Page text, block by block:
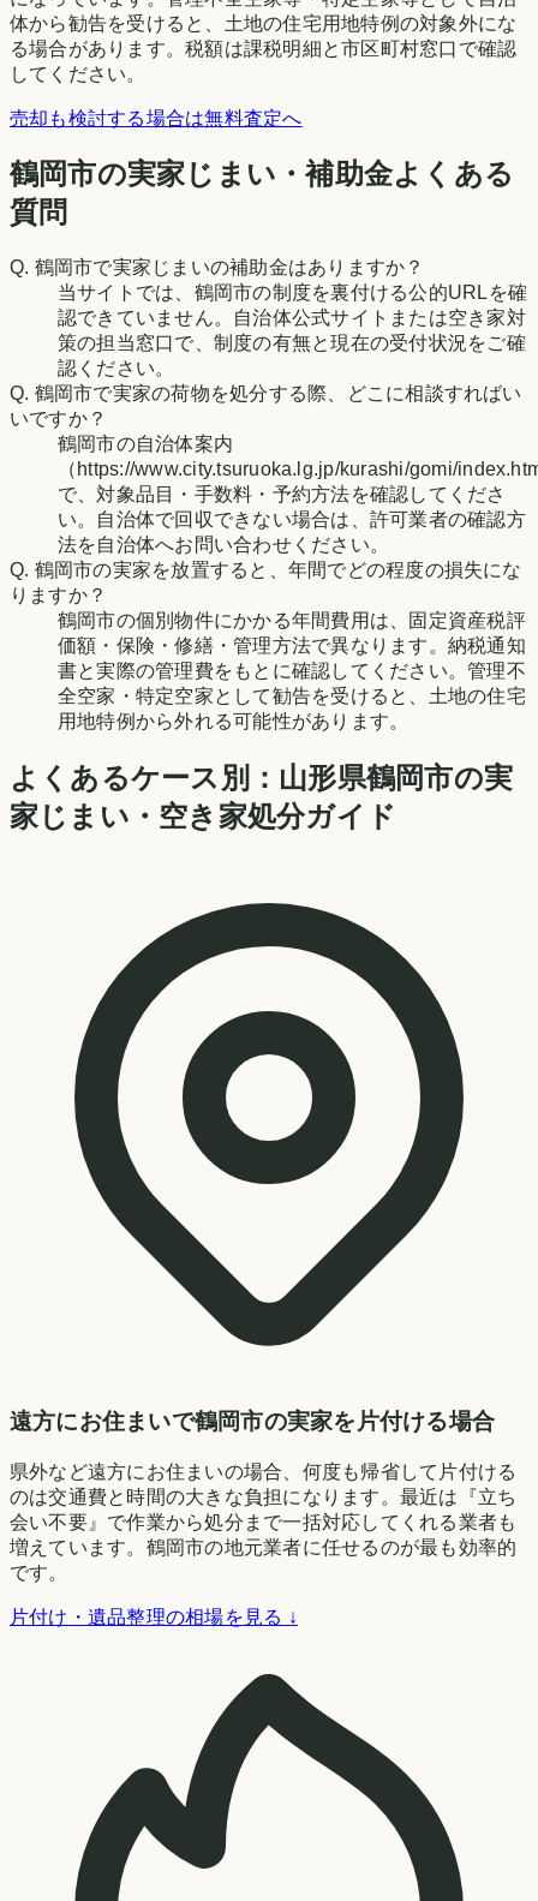
体から勧告を受けると、土地の住宅用地特例の対象外にな
る場合があります。税額は課税明細と市区町村窓口で確認
してください。
売却も検討する場合は無料査定へ
鶴岡市の実家じまい・補助金よくある
質問
Q. 鶴岡市で実家じまいの補助金はありますか？
当サイトでは、鶴岡市の制度を裏付ける公的URLを確
認できていません。自治体公式サイトまたは空き家対
策の担当窓口で、制度の有無と現在の受付状況をご確
認ください。
Q. 鶴岡市で実家の荷物を処分する際、どこに相談すればい
いですか？
鶴岡市の自治体案内
（https://www.city.tsuruoka.lg.jp/kurashi/gomi/
で、対象品目・手数料・予約方法を確認してくださ
い。自治体で回収できない場合は、許可業者の確認方
法を自治体へお問い合わせください。
Q. 鶴岡市の実家を放置すると、年間でどの程度の損失にな
りますか？
鶴岡市の個別物件にかかる年間費用は、固定資産税評
価額・保険・修繕・管理方法で異なります。納税通知
書と実際の管理費をもとに確認してください。管理不
全空家・特定空家として勧告を受けると、土地の住宅
用地特例から外れる可能性があります。
よくあるケース別： 山形県鶴岡市の実
家じまい・空き家処分ガイド
遠方にお住まいで鶴岡市の実家を片付ける場合
県外など遠方にお住まいの場合、何度も帰省して片付ける
のは交通費と時間の大きな負担になります。最近は『立ち
会い不要』で作業から処分まで一括対応してくれる業者も
増えています。鶴岡市の地元業者に任せるのが最も効率的
です。
片付け・遺品整理の相場を見る ↓